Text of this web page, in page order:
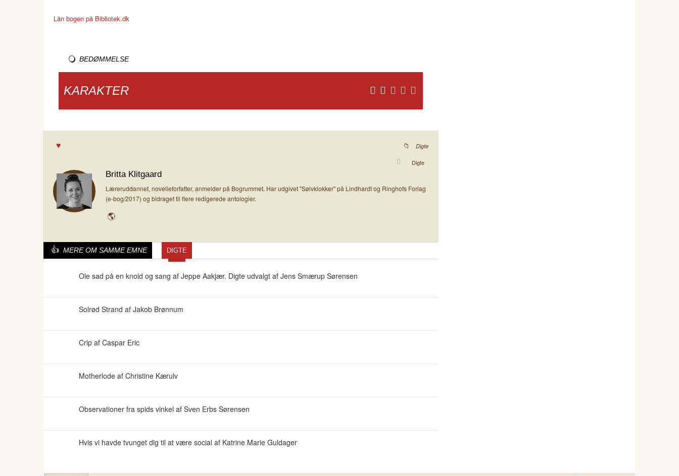
Lån bogen på Bibliotek.dk
BEDØMMELSE
KARAKTER
Digte
Digte
Britta Klitgaard
Læreruddannet, novelleforfatter, anmelder på Bogrummet. Har udgivet "Sølvklokker" på Lindhardt og Ringhofs Forlag
(e-bog/2017) og bidraget til flere redigerede antologier.
MERE OM SAMME EMNE DIGTE
Ole sad på en knold og sang af Jeppe Aakjær. Digte udvalgt af Jens Smærup Sørensen
Solrød Strand af Jakob Brønnum
Crip af Caspar Eric
Motherlode af Christine Kærulv
Observationer fra spids vinkel af Sven Erbs Sørensen
Hvis vi havde tvunget dig til at være social af Katrine Marie Guldager